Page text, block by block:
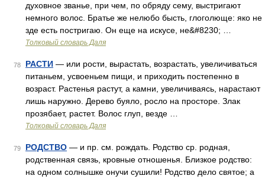
духовное званье, при чем, по обряду сему, выстригают
немного волос. Братье же нелюбо бысть, глоголюще: яко не
зде есть постригаю. Он еще на искусе, не&#8230; …
Толковый словарь Даля
78 РАСТИ — или рости, вырастать, возрастать, увеличиваться
питаньем, усвоеньем пищи, и приходить постепенно в
возраст. Растенья растут, а камни, увеличиваясь, нарастают
лишь наружно. Дерево буяло, росло на просторе. Злак
прозябает, растет. Волос глуп, везде …
Толковый словарь Даля
79 РОДСТВО — и пр. см. рождать. Родство ср. родная,
родственная связь, кровные отношенья. Близкое родство:
на одном солнышке онучи сушили! Родство дело святое; а